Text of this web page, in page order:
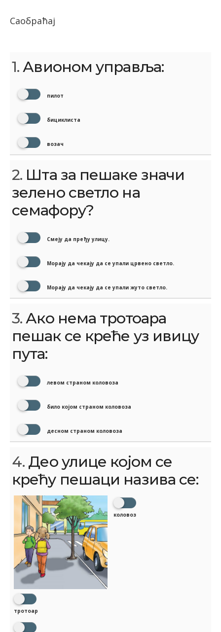
Саобраћај
1.Авионом управља:
пилот
бициклиста
возач
2. Шта за пешаке значи
зелено светло на
семафору?
Смеју да пређу улицу.
Морају да чекају да се упали црвено светло.
Морају да чекају да се упали жуто светло.
3.Ако нема тротоара
пешак се креће уз ивицу
пута:
левом страном коловоза
било којом страном коловоза
десном страном коловоза
4. Део улице којом се
крећу пешаци назива се:
тротоар
коловоз